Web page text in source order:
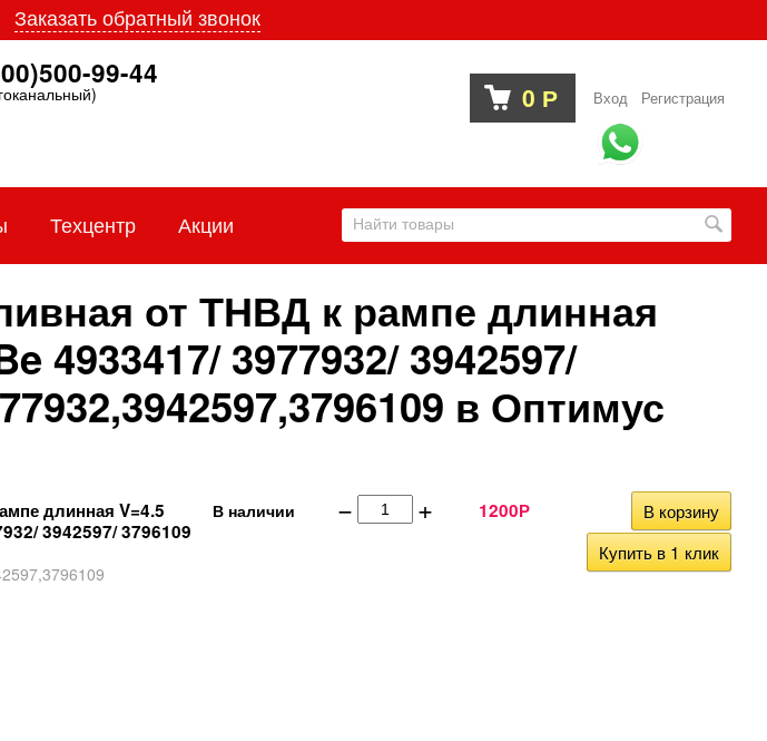
Заказать обратный звонок
99-44
Вход Регистрация
0 Р
Техцентр Акции
от ТНВД к рампе длинная
4933417/ 3977932/ 3942597/
в Оптимус
длинная V=4.5
3942597/ 3796109
В наличии − + 1200Р
В корзину
Купить в 1 клик